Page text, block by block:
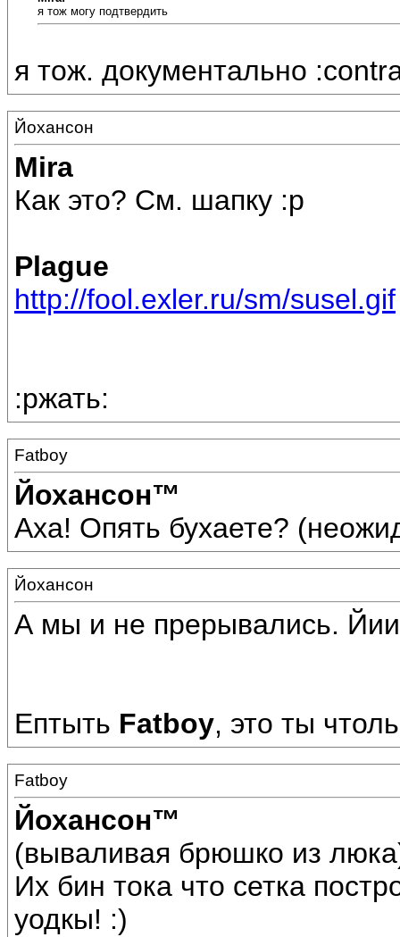
я тож могу подтвердить
я тож. документально
Йохансон
Mira
Как это? См. шапку :p
Plague
http://fool.exler.ru/sm/susel.gif
:ржать:
Fatboy
Йохансон™
Аха! Опять бухаете?
Йохансон
А мы и не прерывались.
Ептыть Fatboy, это ты
Fatboy
Йохансон™
(вываливая брюшко из
Их бин тока что сетка
уодкы! :)